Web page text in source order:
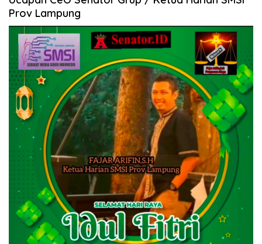
Prov Lampung